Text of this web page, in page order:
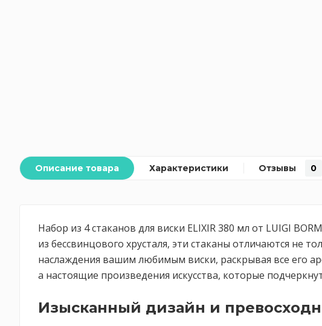
Описание товара Характеристики Отзывы 0
Набор из 4 стаканов для виски ELIXIR 380 мл от LUIGI
из бессвинцового хрусталя, эти стаканы отличаются не
наслаждения вашим любимым виски, раскрывая все его
а настоящие произведения искусства, которые
Изысканный дизайн и